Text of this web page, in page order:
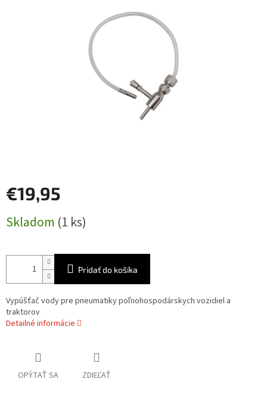
€19,95
cena:
Skladom (1 ks)
Pridať do košíka
Vypúšťač vody pre pneumatiky poľnohospodárskych vozidiel a
traktorov
Detailné informácie
OPÝTAŤ SA ZDIEĽAŤ